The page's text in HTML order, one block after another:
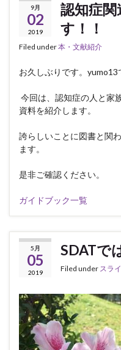
9月
02
2019
認知症
す！！
Filed under本・文献紹介
お久しぶりです。yumo13
今回は、認知症の人と家
資料を紹介します。
誇らしいことに図書と関
ます。
是非ご確認ください。
ガイドブック一覧
5月
05
2019
SDATで
Filed under スラ